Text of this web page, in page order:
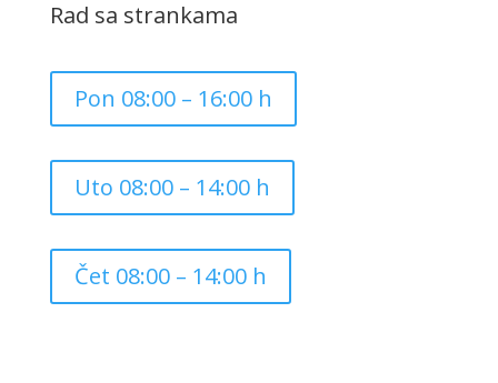
Rad sa strankama
Pon 08:00 – 16:00 h
Uto 08:00 – 14:00 h
Čet 08:00 – 14:00 h